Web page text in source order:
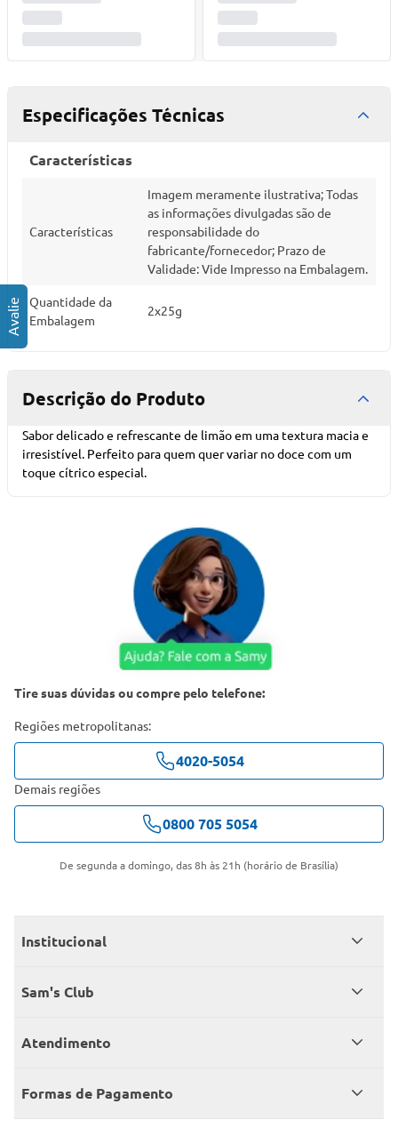
Especificações Técnicas
Características
Características
Imagem meramente ilustrativa; Todas
as informações divulgadas são de
responsabilidade do
fabricante/fornecedor; Prazo de
Validade: Vide Impresso na Embalagem.
Quantidade da
Embalagem
2x25g
Descrição do Produto
Sabor delicado e refrescante de limão em uma textura macia e
irresistível. Perfeito para quem quer variar no doce com um
toque cítrico especial.
Tire suas dúvidas ou compre pelo telefone:
Regiões metropolitanas:
4020-5054
Demais regiões
0800 705 5054
De segunda a domingo, das 8h às 21h (horário de Brasília)
Institucional
Quem somos
Encontre um Clube
Sam's Club
Seja sócio
Member’s Mark
Atendimento
Fale conosco
Atendimento em libras
Formas de Pagamento